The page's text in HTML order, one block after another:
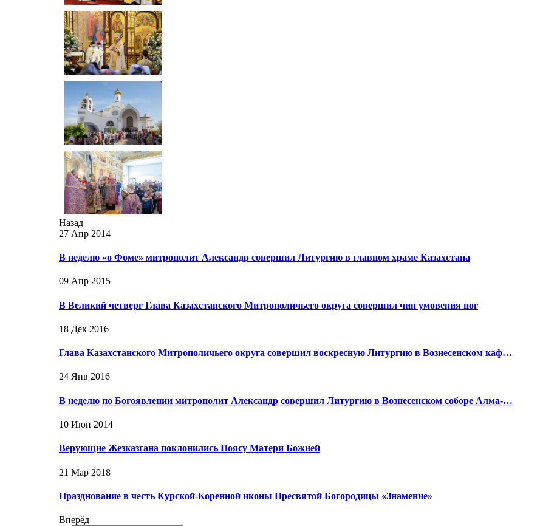
Назад
27 Апр 2014
В неделю «о Фоме» митрополит Александр совершил Литургию в главном храме Казахстана
09 Апр 2015
В Великий четверг Глава Казахстанского Митрополичьего округа совершил чин умовения ног
18 Дек 2016
Глава Казахстанского Митрополичьего округа совершил воскресную Литургию в Вознесенском каф…
24 Янв 2016
В неделю по Богоявлении митрополит Александр совершил Литургию в Вознесенском соборе Алма-…
10 Июн 2014
Верующие Жезказгана поклонились Поясу Матери Божией
21 Мар 2018
Празднование в честь Курской-Коренной иконы Пресвятой Богородицы «Знамение»
Вперёд